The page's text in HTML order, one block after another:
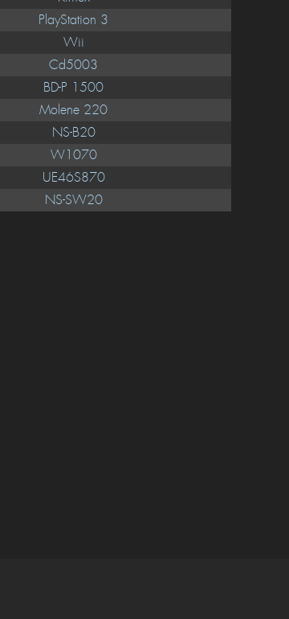
PlayStation 3
Wii
Cd5003
BD-P 1500
Molene 220
NS-B20
W1070
UE46S870
NS-SW20